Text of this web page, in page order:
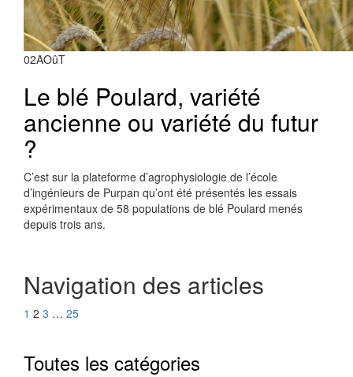
02AOûT
Le blé Poulard, variété
ancienne ou variété du futur
?
C’est sur la plateforme d’agrophysiologie de l’école
d’ingénieurs de Purpan qu’ont été présentés les essais
expérimentaux de 58 populations de blé Poulard menés
depuis trois ans.
Navigation des articles
1 2 3 … 25
Toutes les catégories